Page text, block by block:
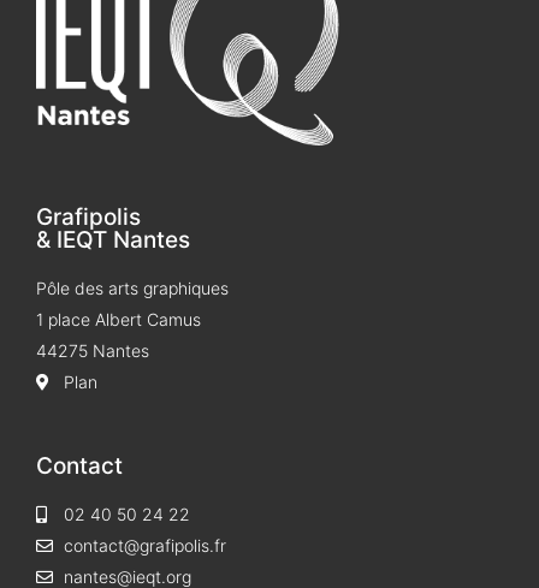
Grafipolis
& IEQT Nantes
Pôle des arts graphiques
1 place Albert Camus
44275 Nantes
Plan
Contact
02 40 50 24 22
contact@grafipolis.fr
nantes@ieqt.org